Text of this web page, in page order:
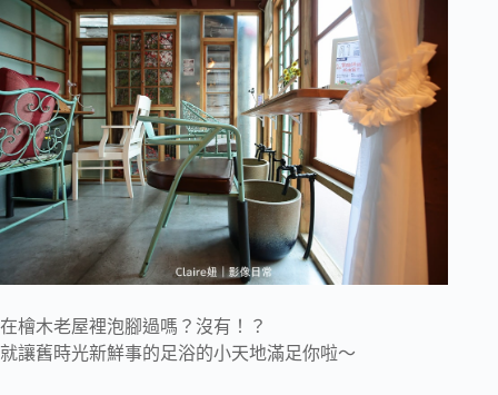
在檜木老屋裡泡腳過嗎？沒有！？
就讓舊時光新鮮事的足浴的小天地滿足你啦～